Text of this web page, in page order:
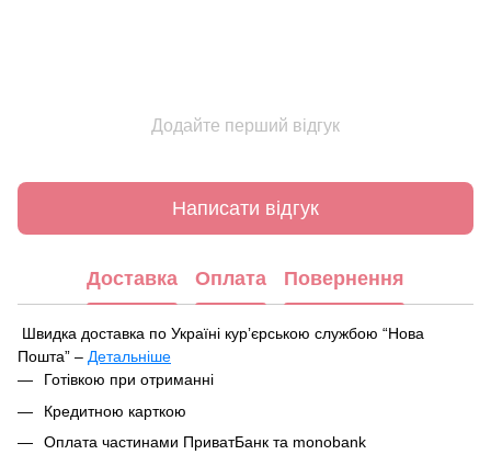
Додайте перший відгук
Написати відгук
Доставка Оплата Повернення
Швидка доставка по Україні курʼєрською службою “Нова
Пошта” – Детальніше
Під час оформлення замовлення ви можете вибрати зручний
спосіб отримання посилки:
У найближчому відділенні чи поштоматі Нової Пошти
Готівкою при отриманні
Кредитною карткою
Оплата частинами ПриватБанк та monobank